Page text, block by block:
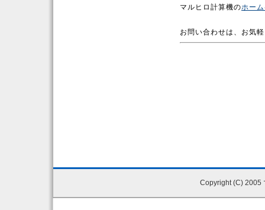
マルヒロ計算機のホー
お問い合わせは、お気
Copyright (C) 2005